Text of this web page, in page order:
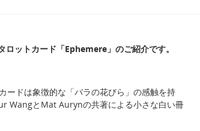
ットカード「Ephemere」のご紹介です。
ードは象徴的な「バラの花びら」の感触を持
WangとMat Aurynの共著による小さな白い冊